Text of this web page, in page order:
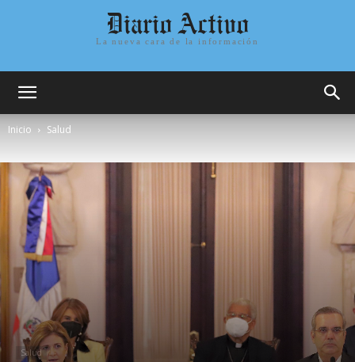
Diario Activo
La nueva cara de la información
Inicio Salud
Salud